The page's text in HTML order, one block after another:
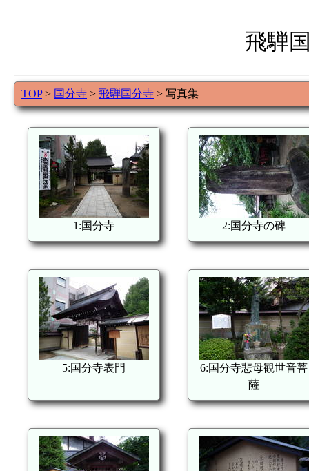
飛騨
TOP> 国分寺 > 飛騨国分寺 > 写真集
1:国分寺 2:国分寺の碑
5:国分寺表門
6:国分寺悲母観世音菩
薩